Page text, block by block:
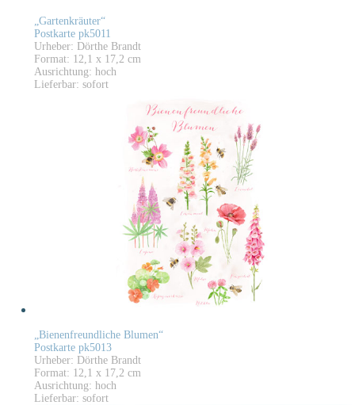
„Gartenkräuter“
Postkarte pk5011
Urheber: Dörthe Brandt
Format: 12,1 x 17,2 cm
Ausrichtung: hoch
Lieferbar: sofort
„Bienenfreundliche Blumen“
Postkarte pk5013
Urheber: Dörthe Brandt
Format: 12,1 x 17,2 cm
Ausrichtung: hoch
Lieferbar: sofort